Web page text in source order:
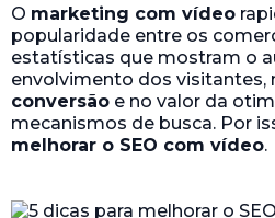
O marketing com vídeo
popularidade entre os
estatísticas que mostram o
envolvimento dos visitantes,
conversão e no valor da
mecanismos de busca. Por
melhorar o SEO com vídeo.